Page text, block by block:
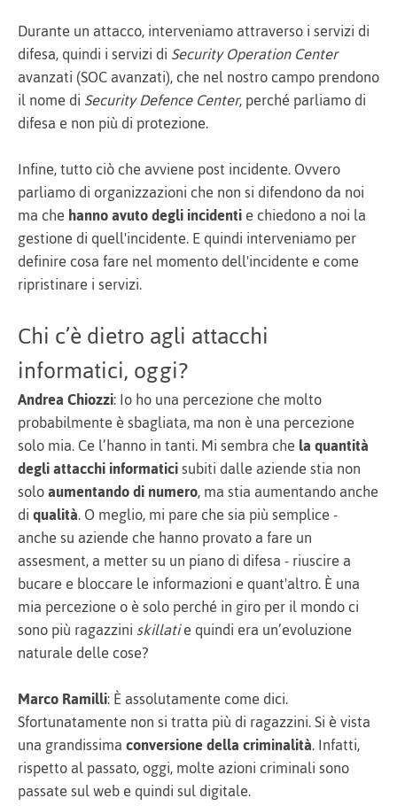
Durante un attacco, interveniamo attraverso i servizi di
difesa, quindi i servizi diSecurity Operation Center
avanzati (SOC avanzati), che nel nostro campo prendono
il nome diSecurity Defence Center, perché parliamo di
difesa e non più di protezione.
Infine, tutto ciò che avviene post incidente. Ovvero
parliamo di organizzazioni che non si difendono da noi
ma chehanno avuto degli incidentie chiedono a noi la
gestione di quell'incidente. E quindi interveniamo per
definire cosa fare nel momento dell'incidente e come
ripristinare i servizi.
Chi c’è dietro agli attacchi
informatici, oggi?
Andrea Chiozzi: Io ho una percezione che molto
probabilmente è sbagliata, ma non è una percezione
solo mia. Ce l’hanno in tanti. Mi sembra chela quantità
degli attacchi informaticisubiti dalle aziende stia non
soloaumentando di numero, ma stia aumentando anche
diqualità. O meglio, mi pare che sia più semplice -
anche su aziende che hanno provato a fare un
assesment, a metter su un piano di difesa - riuscire a
bucare e bloccare le informazioni e quant'altro. È una
mia percezione o è solo perché in giro per il mondo ci
sono più ragazziniskillatie quindi era un’evoluzione
naturale delle cose?
Marco Ramilli: È assolutamente come dici.
Sfortunatamente non si tratta più di ragazzini. Si è vista
una grandissimaconversione della criminalità. Infatti,
rispetto al passato, oggi, molte azioni criminali sono
passate sul web e quindi sul digitale.